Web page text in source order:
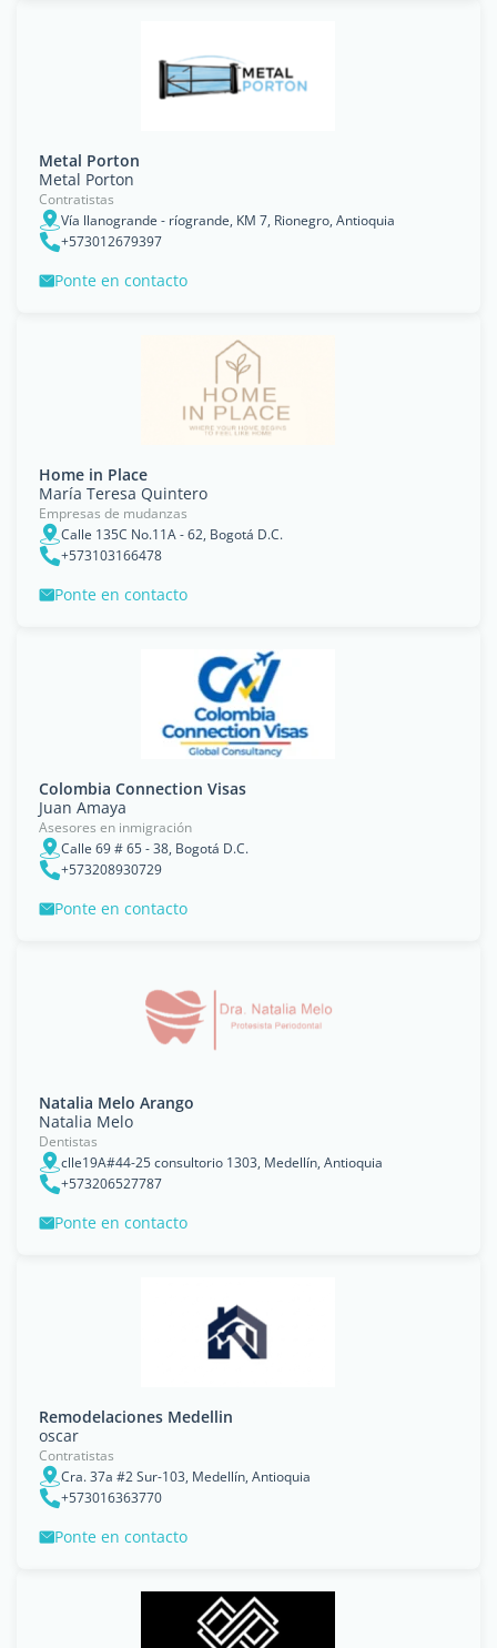
Metal Porton
Metal Porton
Contratistas
Vía llanogrande - ríogrande, KM 7, Rionegro, Antioquia
+573012679397
Ponte en contacto
Home in Place
María Teresa Quintero
Empresas de mudanzas
Calle 135C No.11A - 62, Bogotá D.C.
+573103166478
Ponte en contacto
Colombia Connection Visas
Juan Amaya
Asesores en inmigración
Calle 69 # 65 - 38, Bogotá D.C.
+573208930729
Ponte en contacto
Natalia Melo Arango
Natalia Melo
Dentistas
clle19A#44-25 consultorio 1303, Medellín, Antioquia
+573206527787
Ponte en contacto
Remodelaciones Medellin
oscar
Contratistas
Cra. 37a #2 Sur-103, Medellín, Antioquia
+573016363770
Ponte en contacto